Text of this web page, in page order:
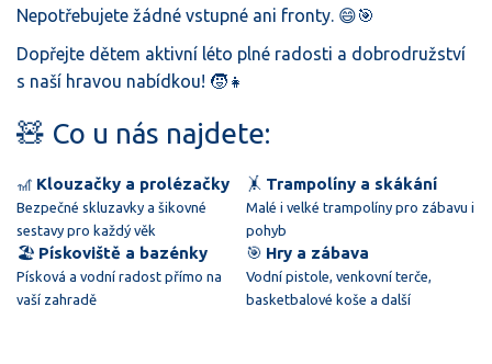
Nepotřebujete žádné vstupné ani fronty. 😄🎯
Dopřejte dětem aktivní léto plné radosti a dobrodružství
s naší hravou nabídkou! 🧒👧
🧸 Co u nás najdete:
🎢 Klouzačky a prolézačky
Bezpečné skluzavky a šikovné
sestavy pro každý věk
🤸 Trampolíny a skákání
Malé i velké trampolíny pro zábavu i
pohyb
🏖️ Pískoviště a bazénky
Písková a vodní radost přímo na
vaší zahradě
🎯 Hry a zábava
Vodní pistole, venkovní terče,
basketbalové koše a další